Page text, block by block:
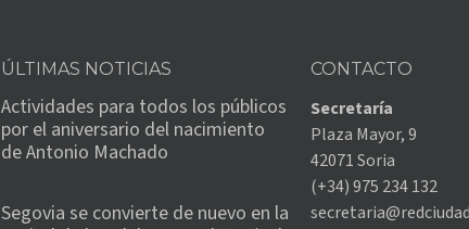
ÚLTIMAS NOTICIAS
Actividades para todos los públicos
por el aniversario del nacimiento
de Antonio Machado
Segovia se convierte de nuevo en la
CONTACTO
Secretaría
Plaza Mayor, 9
42071 Soria
(+34) 975 234 132